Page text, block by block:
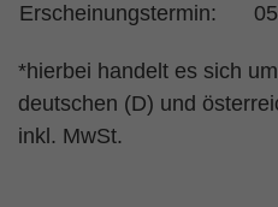
Erscheinungstermin:
*hierbei handelt es sich
deutschen (D) und
inkl. MwSt.